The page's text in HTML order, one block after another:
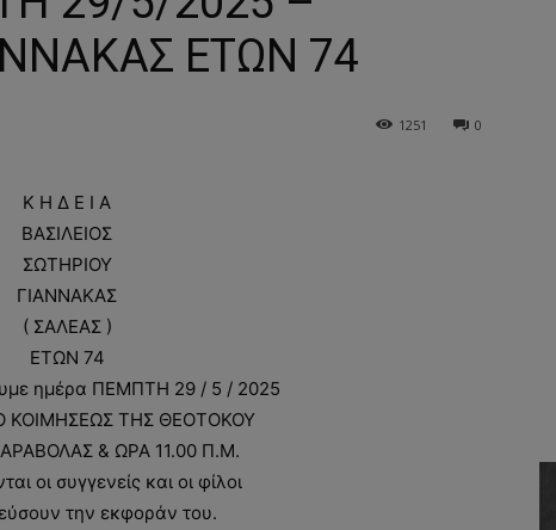
ΕΤΩΝ 74
0
1251
Κ Η Δ Ε Ι Α
ΒΑΣΙΛΕΙΟΣ
ΣΩΤΗΡΙΟΥ
ΓΙΑΝΝΑΚΑΣ
( ΣΑΛΕΑΣ )
ΕΤΩΝ 74
ημέρα ΠΕΜΠΤΗ 29 / 5 / 2025
ΚΟΙΜΗΣΕΩΣ ΤΗΣ ΘΕΟΤΟΚΟΥ
& ΩΡΑ 11.00 Π.Μ.
οι συγγενείς και οι φίλοι
την εκφοράν του.